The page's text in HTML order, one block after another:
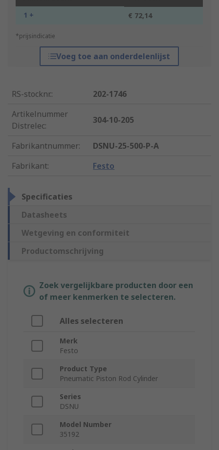
1 + € 72,14
*prijsindicatie
Voeg toe aan onderdelenlijst
RS-stocknr.:
202-1746
Artikelnummer
Distrelec:
304-10-205
Fabrikantnummer:
DSNU-25-500-P-A
Fabrikant: Festo
Specificaties
Datasheets
Wetgeving en conformiteit
Productomschrijving
Zoek vergelijkbare producten door een
of meer kenmerken te selecteren.
Alles selecteren
Merk
Festo
Product Type
Pneumatic Piston Rod Cylinder
Series
DSNU
Model Number
35192